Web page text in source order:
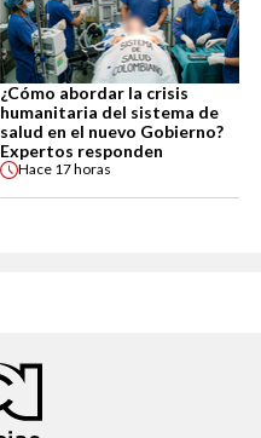
¿Cómo abordar la crisis
humanitaria del sistema de
salud en el nuevo Gobierno?
Expertos responden
Hace 17 horas